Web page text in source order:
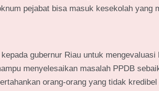
pejabat bisa masuk kesekolah yang
gubernur Riau untuk
menyelesaikan masalah PPDB
orang-orang yang tidak